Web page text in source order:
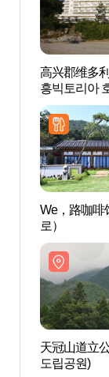
高兴郡维多
흥빅토리아
We，路咖啡
로）
天冠山道立
도립공원)